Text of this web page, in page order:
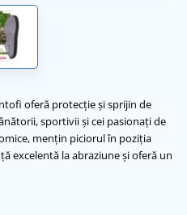
oferă protecție și sprijin de
sportivii și cei pasionați de
mențin piciorul în poziția
excelentă la abraziune și oferă un